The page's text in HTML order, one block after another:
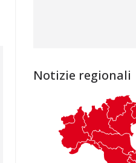
Notizie regionali